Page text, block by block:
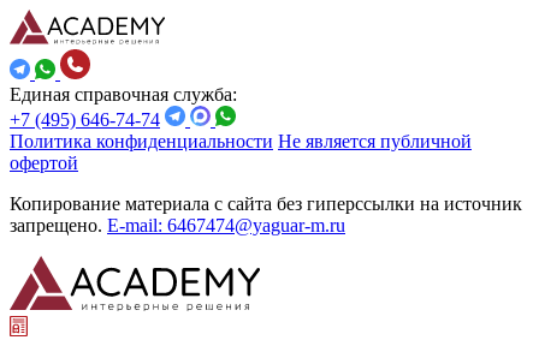
Единая справочная служба:
+7 (495) 646-74-74
Политика конфиденциальности Не является публичной
офертой
Копирование материала с сайта без гиперссылки на источник
запрещено. E-mail: 6467474@yaguar-m.ru